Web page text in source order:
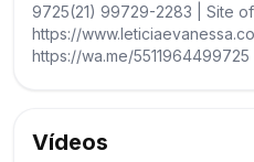
9725(21) 99729-2283 | Site
https://
https://wa.me/5511964499725
Vídeos